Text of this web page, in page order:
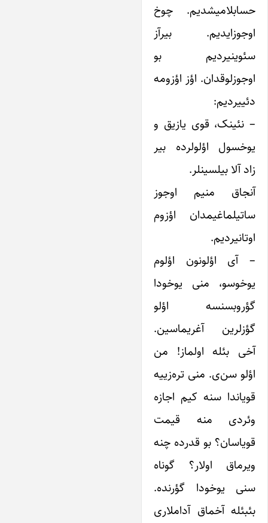
حسابلامیشدیم. چوخ
اوجوزایدیم. بیرآز
سئوینیردیم بو
اوجوزلوقدان. اؤز اؤزومه
دئییردیم:
– نئینک، قوی یازیق و
یوخسول اؤلولرده بیر
زاد آلا بیلسینلر.
آنجاق منیم اوجوز
ساتیلماغیمدان اؤزوم
اوتانیردیم.
– آی اؤلونون اؤلوم
یوخوسو، منی یوخودا
گؤروبسنسه اؤلو
گؤزلرین آغریماسین.
آخی بئله اولماز! من
اؤلو سن‌ی. منی تره‌زییه
قویاندا سنه کیم اجازه
وئردی منه قیمت
قویاسان؟ بو قدرده چنه
ویرماق اولار؟ گوناه
سنی یوخودا گؤرنده‌.
بئبئله آخماق آداملاری